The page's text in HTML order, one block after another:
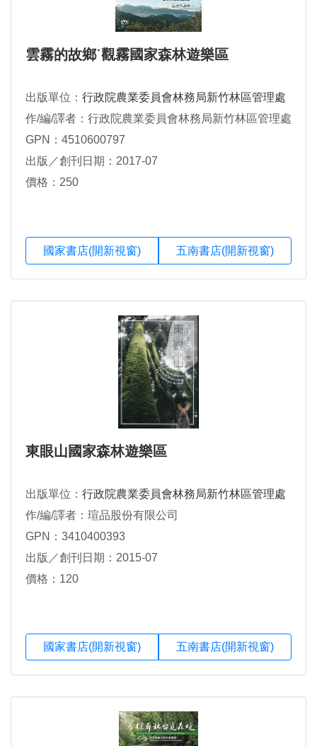
雲霧的故鄉˙觀霧國家森林遊樂區
出版單位： 行政院農業委員會林務局新竹林區管理處
作/編/譯者：行政院農業委員會林務局新竹林區管理處
GPN：4510600797
出版／創刊日期：2017-07
價格：250
國家書店(開新視窗) 五南書店(開新視窗)
東眼山國家森林遊樂區
出版單位： 行政院農業委員會林務局新竹林區管理處
作/編/譯者：瑄品股份有限公司
GPN：3410400393
出版／創刊日期：2015-07
價格：120
國家書店(開新視窗) 五南書店(開新視窗)